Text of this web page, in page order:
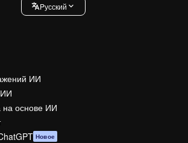
Pусский
ИИ
на основе ИИ
Новое